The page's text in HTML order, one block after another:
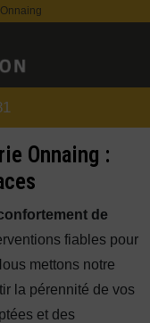
Onnaing :
de
fiables pour
mettons notre
la pérennité de vos
et des